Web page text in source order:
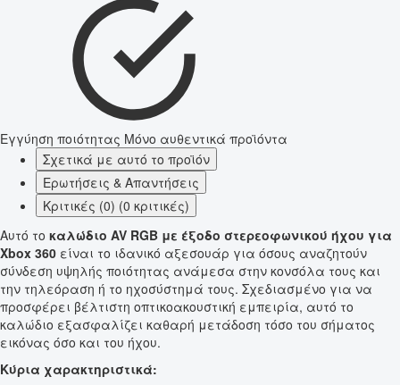
Εγγύηση ποιότητας Μόνο αυθεντικά προϊόντα
Σχετικά με αυτό το προϊόν
Ερωτήσεις & Απαντήσεις
Κριτικές (0) (0 κριτικές)
Αυτό το καλώδιο AV RGB με έξοδο στερεοφωνικού ήχου για
Xbox 360 είναι το ιδανικό αξεσουάρ για όσους αναζητούν
σύνδεση υψηλής ποιότητας ανάμεσα στην κονσόλα τους και
την τηλεόραση ή το ηχοσύστημά τους. Σχεδιασμένο για να
προσφέρει βέλτιστη οπτικοακουστική εμπειρία, αυτό το
καλώδιο εξασφαλίζει καθαρή μετάδοση τόσο του σήματος
εικόνας όσο και του ήχου.
Κύρια χαρακτηριστικά: